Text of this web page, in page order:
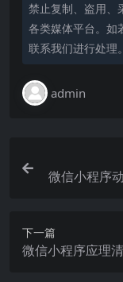
禁止复制、盗用、
各类媒体平台。如
联系我们进行处理。
admin
微信小程序
下一篇
微信小程序应理